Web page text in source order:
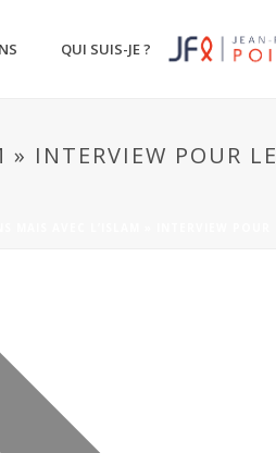
QUI SUIS-JE ?
» INTERVIEW POUR LE